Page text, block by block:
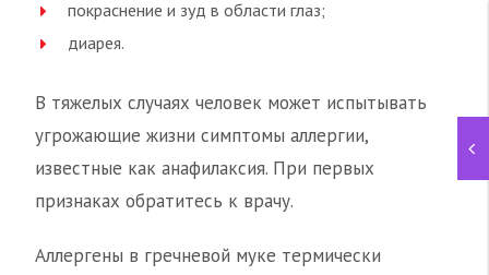
покраснение и зуд в области глаз;
диарея.
В тяжелых случаях человек может испытывать
угрожающие жизни симптомы аллергии,
известные как анафилаксия. При первых
признаках обратитесь к врачу.
Аллергены в гречневой муке термически